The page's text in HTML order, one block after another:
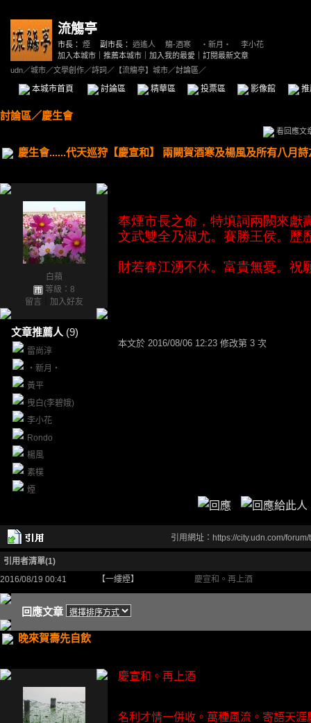
流觴亭
市長： 煙 副市長： 逍遙人 觴-酒寒 ‧新月‧
李小花
加入本城市
推薦本城市 加入我的最愛
訂閱最新文章
udn／城市／文學創作／詩詞 ／ 【流觴亭】城市／討論區／
本城市首頁 討論區 精華區 投票區 影像館
討論區／慶生會
看回應文
慶生會......代天巡狩【慶宣和】 兩闕賀酒寒及楊風及所有八月詩
白蘋
等級：8
留言
加入好友
文章推薦人 (9)
雷尚淳
‧新月‧
黃平
曳白(李碧娥)
李小花
Rondo
楊風
素樸
煙
奉煙市長之命，特填詞兩闕來獻
文武雙全乃淑尤。賽勝王侯。歷
財若春江湧不休。富貴無憂。祝
本文於 2016/08/06 12:23 修改第 3 次
引用網址：https://city.udn.com/
引用者清單(1)
2016/08/19 00:41
【一縷煙】 慶宣和。再上酒
回應文章
晚來賀壽先自飲
慶宣和。再上酒
名利才情一併收。萬種風流。寄語天